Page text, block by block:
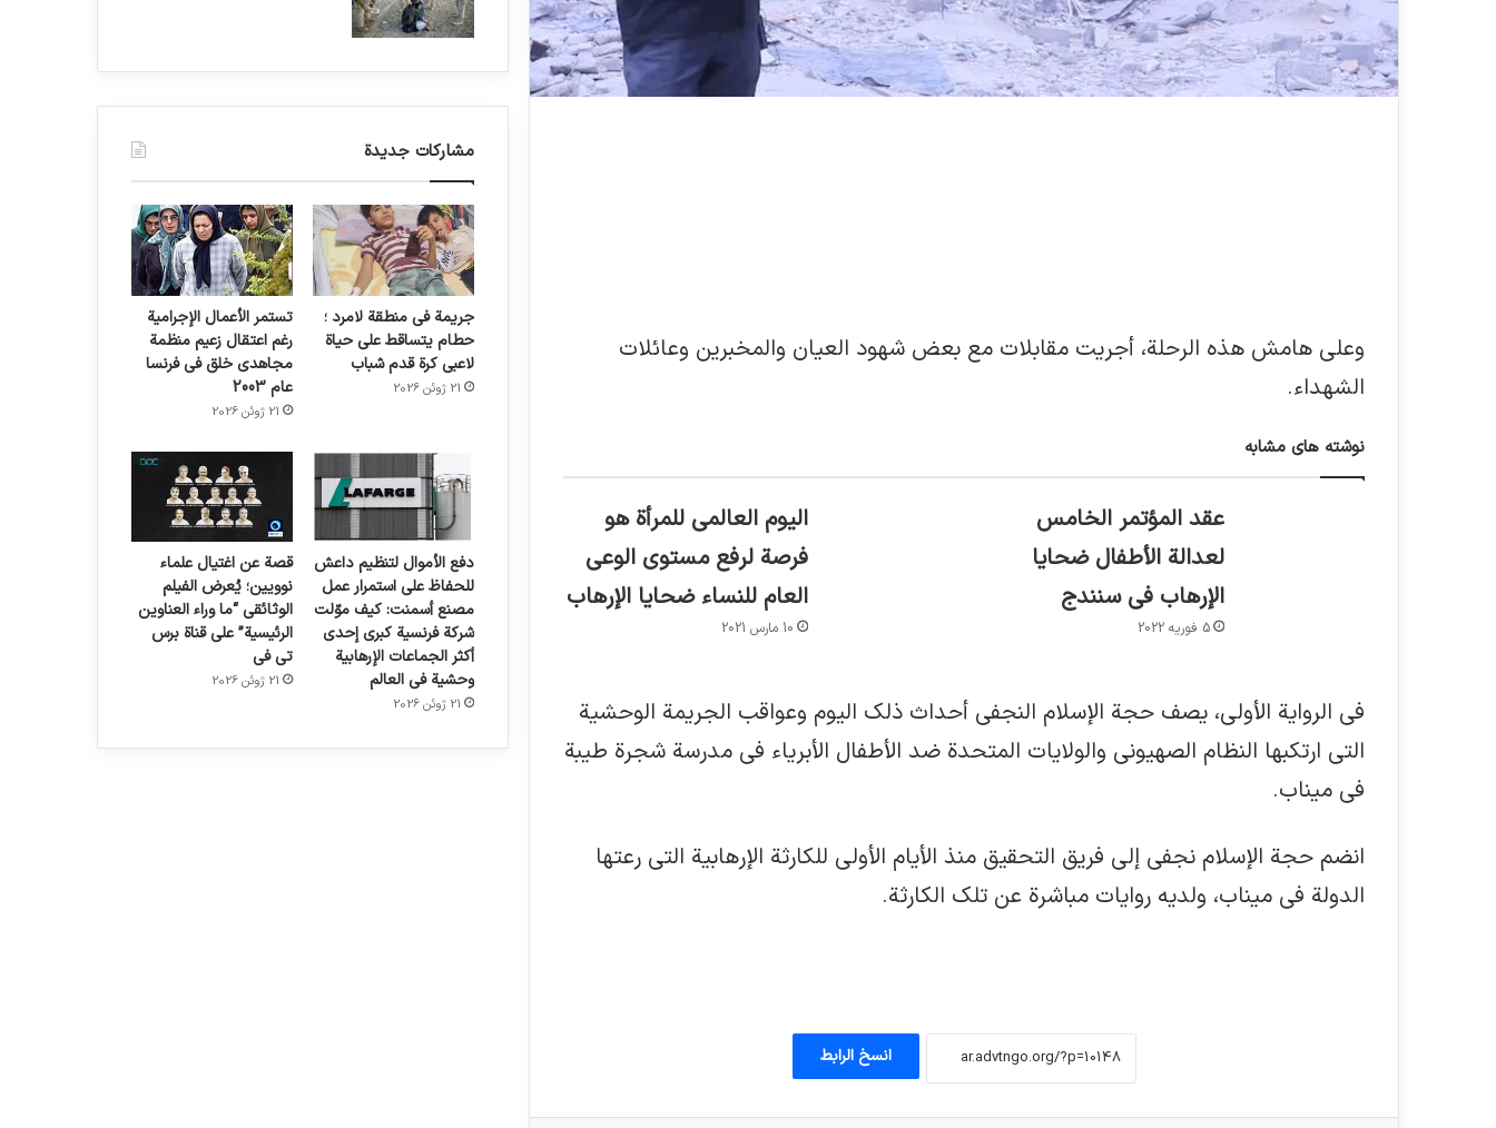
وعلى هامش هذه الرحلة، أجريت مقابلات مع بعض شهود العيان والمخبرين وعائلات
الشهداء.
نوشته های مشابه
عقد المؤتمر الخامس
لعدالة الأطفال ضحايا
الإرهاب في سنندج
5 فوریه 2022
اليوم العالمي للمرأة هو
فرصة لرفع مستوى الوعي
العام للنساء ضحايا الإرهاب
10 مارس 2021
في الرواية الأولى، يصف حجة الإسلام النجفي أحداث ذلك اليوم وعواقب الجريمة الوحشية
التي ارتكبها النظام الصهيوني والولايات المتحدة ضد الأطفال الأبرياء في مدرسة شجرة طيبة
في ميناب.
انضم حجة الإسلام نجفي إلى فريق التحقيق منذ الأيام الأولى للكارثة الإرهابية التي رعتها
الدولة في ميناب، ولديه روايات مباشرة عن تلك الكارثة.
انسخ الرابط
يمكن أن تلعب اليهودية والمسيحية والإسلام
دورًا رئيسيًا في صنع السلام
مشاركات جديدة
جريمة في منطقة لامرد ؛
حطام يتساقط على حياة
لاعبي كرة قدم شباب
21 ژوئن 2026
تستمر الأعمال الإجرامية
رغم اعتقال زعيم منظمة
مجاهدي خلق في فرنسا
عام 2003
21 ژوئن 2026
دفع الأموال لتنظيم داعش
للحفاظ على استمرار عمل
مصنع أسمنت: كيف موّلت
شركة فرنسية كبرى إحدى
أكثر الجماعات الإرهابية
وحشية في العالم
21 ژوئن 2026
قصة عن اغتيال علماء
نوويين؛ يُعرض الفيلم
الوثائقي “ما وراء العناوين
الرئيسية” على قناة برس
تي في
21 ژوئن 2026